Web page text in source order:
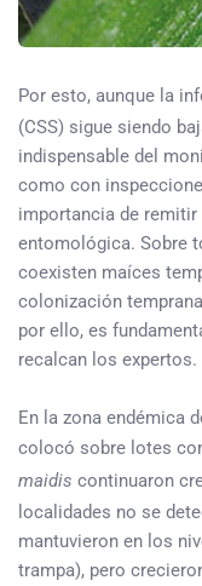
Por esto, aunque la
(CSS) sigue siendo
indispensable del
como con
importancia de
entomológica. Sobre
coexisten maíces
colonización
por ello, es
recalcan los expertos.
En la zona endémica
colocó sobre lotes
maidis continuaron
localidades no se
mantuvieron en los
trampa), pero